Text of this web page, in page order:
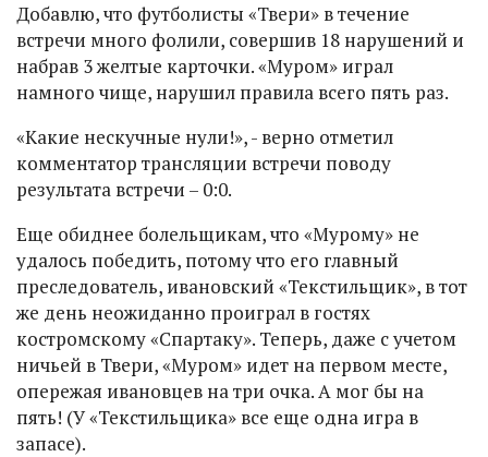
Добавлю, что футболисты «Твери» в течение
встречи много фолили, совершив 18 нарушений и
набрав 3 желтые карточки. «Муром» играл
намного чище, нарушил правила всего пять раз.
«Какие нескучные нули!», - верно отметил
комментатор трансляции встречи поводу
результата встречи – 0:0.
Еще обиднее болельщикам, что «Мурому» не
удалось победить, потому что его главный
преследователь, ивановский «Текстильщик», в тот
же день неожиданно проиграл в гостях
костромскому «Спартаку». Теперь, даже с учетом
ничьей в Твери, «Муром» идет на первом месте,
опережая ивановцев на три очка. А мог бы на
пять! (У «Текстильщика» все еще одна игра в
запасе).